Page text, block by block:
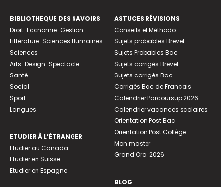
BIBLIOTHEQUE DES SAVOIRS
Droit-Economie-Gestion
Littérature-Sciences Humaines
Sciences
Arts-Design-Spectacle
Santé
Social
Sport
Langues
ETUDIER À L’ÉTRANGER
Etudier au Canada
Etudier en Suisse
Etudier en Espagne
ASTUCES RÉVISIONS
Conseils et Méthodo
Sujets probables Brevet
Sujets Probables Bac
Sujets corrigés Brevet
Sujets corrigés Bac
Corrigés Bac de Français
Calendrier Parcoursup 2026
Calendrier vacances scolaires
Orientation Post Bac
Orientation Post Collège
Mon master
Grand Oral 2026
BLOG